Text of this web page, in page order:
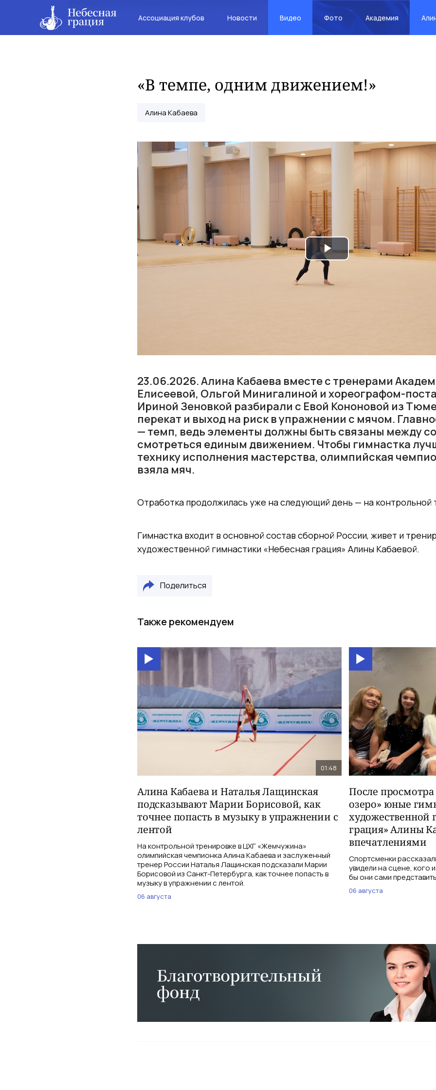
Ассоциация клубов Новости Видео Фото Академия
«В темпе, одним движением!»
Алина Кабаева
Play
Video
23.06.2026. Алина Кабаева вместе с тренерами
Елисеевой, Ольгой Минигалиной и хореографом-
Ириной Зеновкой разбирали с Евой Кононовой из
перекат и выход на риск в упражнении с мячом.
— темп, ведь элементы должны быть связаны между
смотреться единым движением. Чтобы гимнастка
технику исполнения мастерства, олимпийская
взяла мяч.
Отработка продолжилась уже на следующий день — на контрольной
Гимнастка входит в основной состав сборной России, живет и
художественной гимнастики «Небесная грация» Алины Кабаевой.
Поделиться
Также рекомендуем
01:48
Алина Кабаева и Наталья Лащинская
подсказывают Марии Борисовой, как
точнее попасть в музыку в упражнении с
лентой
На контрольной тренировке в ЦХГ «Жемчужина»
олимпийская чемпионка Алина Кабаева и заслуженный
тренер России Наталья Лащинская подсказали Марии
Борисовой из Санкт-Петербурга, как точнее попасть в
музыку в упражнении с лентой.
06 августа
После просмотра
озеро» юные
художественной
грация» Алины
впечатлениями
Спортсменки
увидели на сцене, кого
бы они сами
06 августа